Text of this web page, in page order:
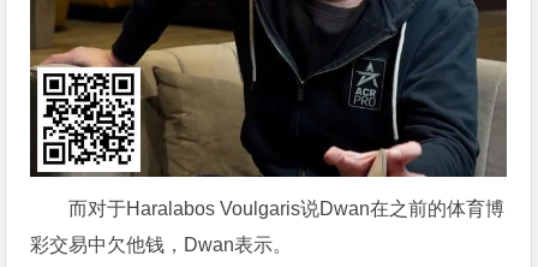
而对于Haralabos Voulgaris说Dwan在之前的体育博
彩交易中欠他钱，Dwan表示。